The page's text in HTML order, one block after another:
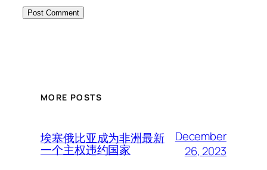
MORE POSTS
埃塞俄比亚成为非洲最新
一个主权违约国家
December
26, 2023